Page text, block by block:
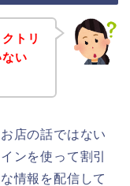
トリ
い
店の話ではない
ンを使って割引
情報を配信して